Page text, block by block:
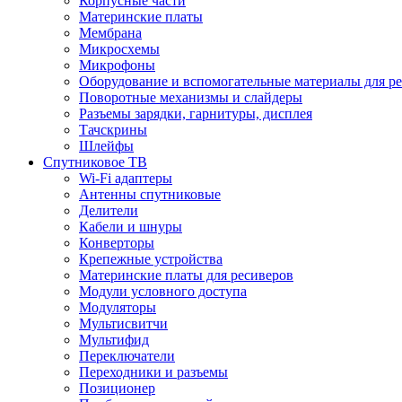
Материнские платы
Мембрана
Микросхемы
Микрофоны
Оборудование и вспомогательные материалы для
Поворотные механизмы и слайдеры
Разъемы зарядки, гарнитуры, дисплея
Тачскрины
Шлейфы
Спутниковое ТВ
Wi-Fi адаптеры
Антенны спутниковые
Делители
Кабели и шнуры
Конверторы
Крепежные устройства
Материнские платы для ресиверов
Модули условного доступа
Модуляторы
Мультисвитчи
Мультифид
Переключатели
Переходники и разъемы
Позиционер